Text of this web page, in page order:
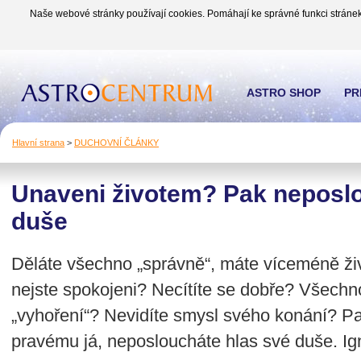
Naše webové stránky používají cookies. Pomáhají ke správné funkci
Hlavní strana > DUCHOVNÍ ČLÁNKY
Unaveni životem? Pak
duše
Děláte všechno „správně“, máte víceméně
nejste spokojeni? Necítíte se dobře?
„vyhoření“? Nevidíte smysl svého konání?
pravému já, neposloucháte hlas své duše.
ASTRO SHOP